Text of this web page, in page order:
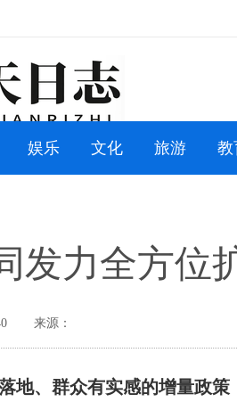
娱乐 文化 旅游 教
发力全方位
来源：
地、群众有实感的增量政策